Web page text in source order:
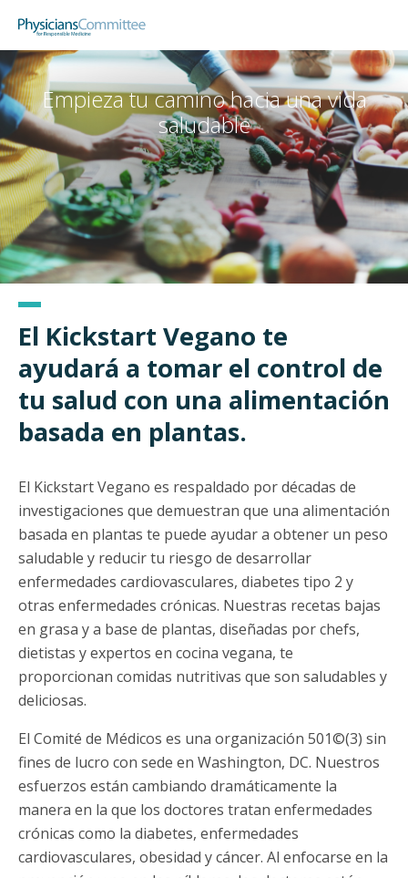
main
content
Physicians Committee for
Empieza tu camino hacia una vida
saludable
El Kickstart Vegano te
ayudará a tomar el control de
tu salud con una alimentación
basada en plantas.
El Kickstart Vegano es respaldado por décadas de
investigaciones que demuestran que una alimentación
basada en plantas te puede ayudar a obtener un peso
saludable y reducir tu riesgo de desarrollar
enfermedades cardiovasculares, diabetes tipo 2 y
otras enfermedades crónicas. Nuestras recetas bajas
en grasa y a base de plantas, diseñadas por chefs,
dietistas y expertos en cocina vegana, te
proporcionan comidas nutritivas que son saludables y
deliciosas.
El Comité de Médicos es una organización 501©(3) sin
fines de lucro con sede en Washington, DC. Nuestros
esfuerzos están cambiando dramáticamente la
manera en la que los doctores tratan enfermedades
crónicas como la diabetes, enfermedades
cardiovasculares, obesidad y cáncer. Al enfocarse en la